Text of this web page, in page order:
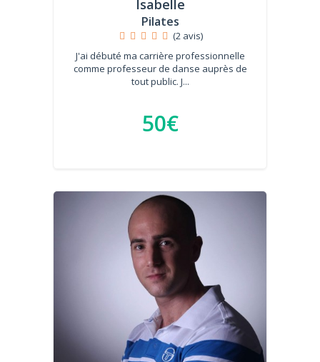
Isabelle
Pilates
(2 avis)
J'ai débuté ma carrière professionnelle
comme professeur de danse auprès de
tout public. J...
50€